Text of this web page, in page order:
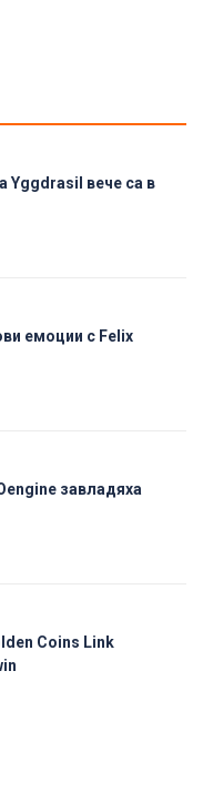
Yggdrasil вече са в
емоции с Felix
завладяха
Coins Link